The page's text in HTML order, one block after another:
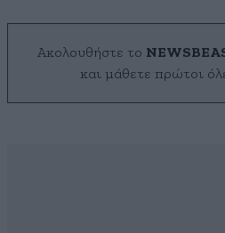
Ακολουθήστε το
και μάθετε πρώτοι